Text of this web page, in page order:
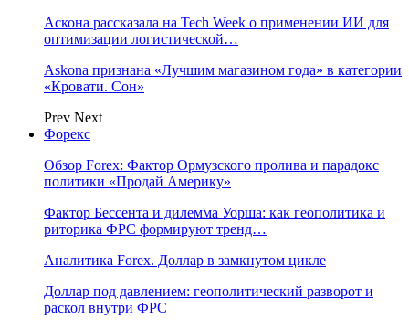
Аскона рассказала на Tech Week о применении ИИ для
оптимизации логистической…
Askona признана «Лучшим магазином года» в категории
«Кровати. Сон»
Prev Next
Форекс
Обзор Forex: Фактор Ормузского пролива и парадокс
политики «Продай Америку»
Фактор Бессента и дилемма Уорша: как геополитика и
риторика ФРС формируют тренд…
Аналитика Forex. Доллар в замкнутом цикле
Доллар под давлением: геополитический разворот и
раскол внутри ФРС